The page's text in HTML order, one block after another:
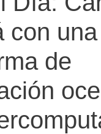
con una
de